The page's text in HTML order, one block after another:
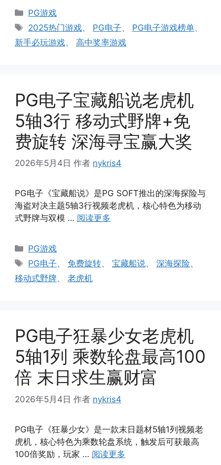
分
类
PG游戏
标
签
2025热门游戏、 PG电子、 PG电子游戏榜单、
新手必玩游戏、 高中奖率游戏
PG电子宝藏船说老虎机
5轴3行 移动式野牌+免
费旋转 深海寻宝赢大奖
2026年5月4日 作者 nykris4
PG电子《宝藏船说》是PG SOFT推出的深海探险与
海盗对决主题5轴3行视频老虎机，核心特色为移动
式野牌与双模 … 阅读更多
分
类
PG游戏
标
签
PG电子、免费旋转、宝藏船说、深海探险、
移动式野牌、 老虎机
PG电子狂暴少女老虎机
5轴1列 乘数轮盘最高100
倍 末日求生赢财富
2026年5月4日 作者 nykris4
PG电子《狂暴少女》是一款末日题材5轴1列视频老
虎机，核心特色为乘数轮盘系统，触发后可获最高
100倍奖励，玩家 … 阅读更多